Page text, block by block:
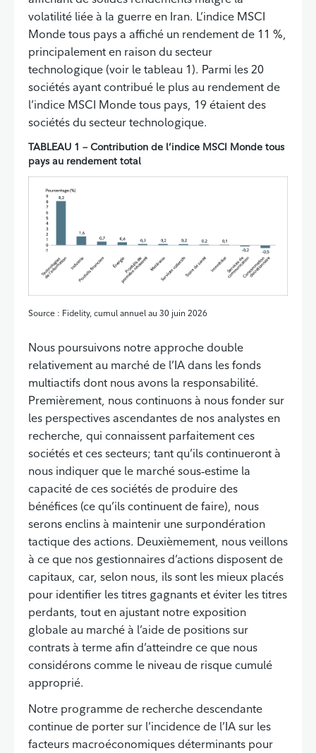
volatilité liée à la guerre en Iran. L’indice MSCI
Monde tous pays a affiché un rendement de 11 %,
principalement en raison du secteur
technologique (voir le tableau 1). Parmi les 20
sociétés ayant contribué le plus au rendement de
l’indice MSCI Monde tous pays, 19 étaient des
sociétés du secteur technologique.
TABLEAU 1 – Contribution de l’indice MSCI Monde tous
pays au rendement total
Source : Fidelity, cumul annuel au 30 juin 2026
Nous poursuivons notre approche double
relativement au marché de l’IA dans les fonds
multiactifs dont nous avons la responsabilité.
Premièrement, nous continuons à nous fonder sur
les perspectives ascendantes de nos analystes en
recherche, qui connaissent parfaitement ces
sociétés et ces secteurs; tant qu’ils continueront à
nous indiquer que le marché sous‑estime la
capacité de ces sociétés de produire des
bénéfices (ce qu’ils continuent de faire), nous
serons enclins à maintenir une surpondération
tactique des actions. Deuxièmement, nous veillons
à ce que nos gestionnaires d’actions disposent de
capitaux, car, selon nous, ils sont les mieux placés
pour identifier les titres gagnants et éviter les titres
perdants, tout en ajustant notre exposition
globale au marché à l’aide de positions sur
contrats à terme afin d’atteindre ce que nous
considérons comme le niveau de risque cumulé
approprié.
Notre programme de recherche descendante
continue de porter sur l’incidence de l’IA sur les
facteurs macroéconomiques déterminants pour